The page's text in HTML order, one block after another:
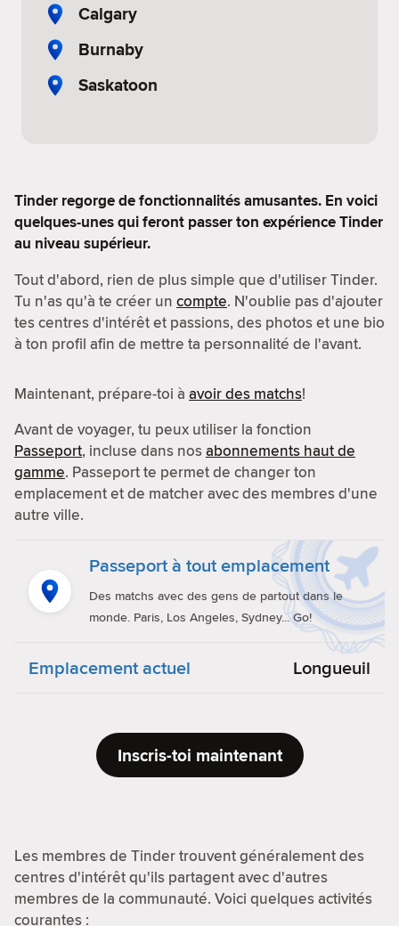
Calgary
Burnaby
Saskatoon
Tinder regorge de fonctionnalités amusantes. En voici
quelques-unes qui feront passer ton expérience Tinder
au niveau supérieur.
Tout d'abord, rien de plus simple que d'utiliser Tinder.
Tu n'as qu'à te créer un compte. N'oublie pas d'ajouter
tes centres d'intérêt et passions, des photos et une bio
à ton profil afin de mettre ta personnalité de l'avant.
Maintenant, prépare-toi à avoir des matchs!
Avant de voyager, tu peux utiliser la fonction
Passeport, incluse dans nosabonnements haut de
gamme. Passeport te permet de changer ton
emplacement et de matcher avec des membres d'une
autre ville.
Passeport à tout emplacement
Des matchs avec des gens de partout dans le
monde. Paris, Los Angeles, Sydney... Go!
Emplacement actuel Longueuil
Inscris-toi maintenant
Les membres de Tinder trouvent généralement des
centres d'intérêt qu'ils partagent avec d'autres
membres de la communauté. Voici quelques activités
courantes :